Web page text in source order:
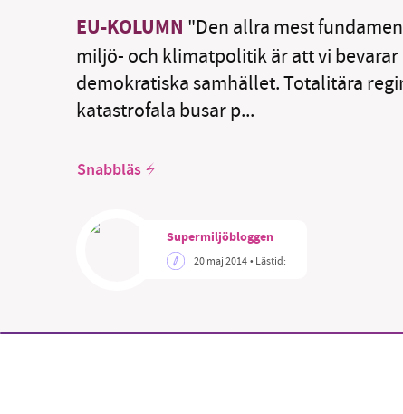
EU-KOLUMN "Den allra mest
miljö- och klimatpolitik är att vi bevarar
demokratiska samhället. Totalitära
katastrofala busar p...
Snabbläs
Supermiljöbloggen
20 maj 2014• Lästid: